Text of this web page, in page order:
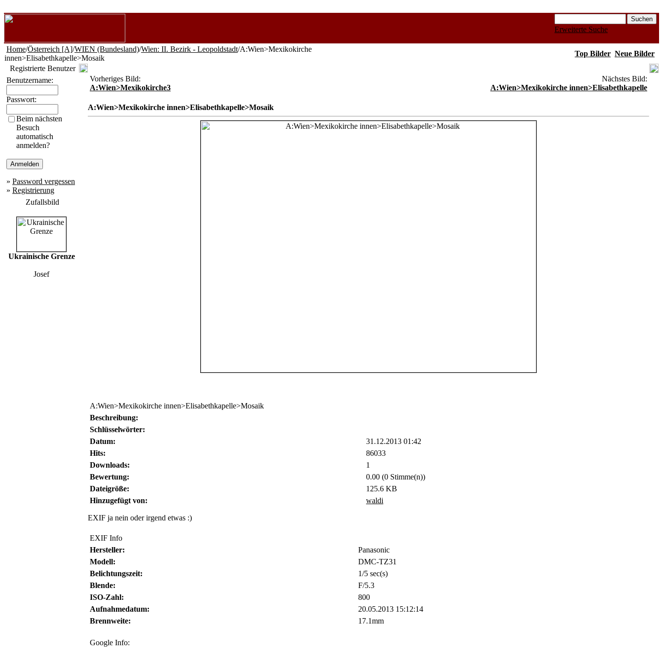
Erweiterte Suche
Home/Österreich [A]/WIEN (Bundesland)/Wien: II. Bezirk - Leopoldstadt/A:Wien>Mexikokirche
innen>Elisabethkapelle>Mosaik
Top Bilder Neue Bilder
Registrierte Benutzer
Benutzername:
Passwort:
Beim nächsten
Besuch
automatisch
anmelden?
» Password vergessen
» Registrierung
Zufallsbild
Ukrainische Grenze
Josef
Vorheriges Bild:
A:Wien>Mexikokirche3
Nächstes Bild:
A:Wien>Mexikokirche innen>Elisabethkapelle
A:Wien>Mexikokirche innen>Elisabethkapelle>Mosaik
A:Wien>Mexikokirche innen>Elisabethkapelle>Mosaik
Beschreibung:
Schlüsselwörter:
Datum:
31.12.2013 01:42
Hits:
86033
Downloads:
1
Bewertung:
0.00 (0 Stimme(n))
Dateigröße:
125.6 KB
Hinzugefügt von:
waldi
EXIF ja nein oder irgend etwas :)
EXIF Info
Hersteller:
Panasonic
Modell:
DMC-TZ31
Belichtungszeit:
1/5 sec(s)
Blende:
F/5.3
ISO-Zahl:
800
Aufnahmedatum:
20.05.2013 15:12:14
Brennweite:
17.1mm
Google Info: